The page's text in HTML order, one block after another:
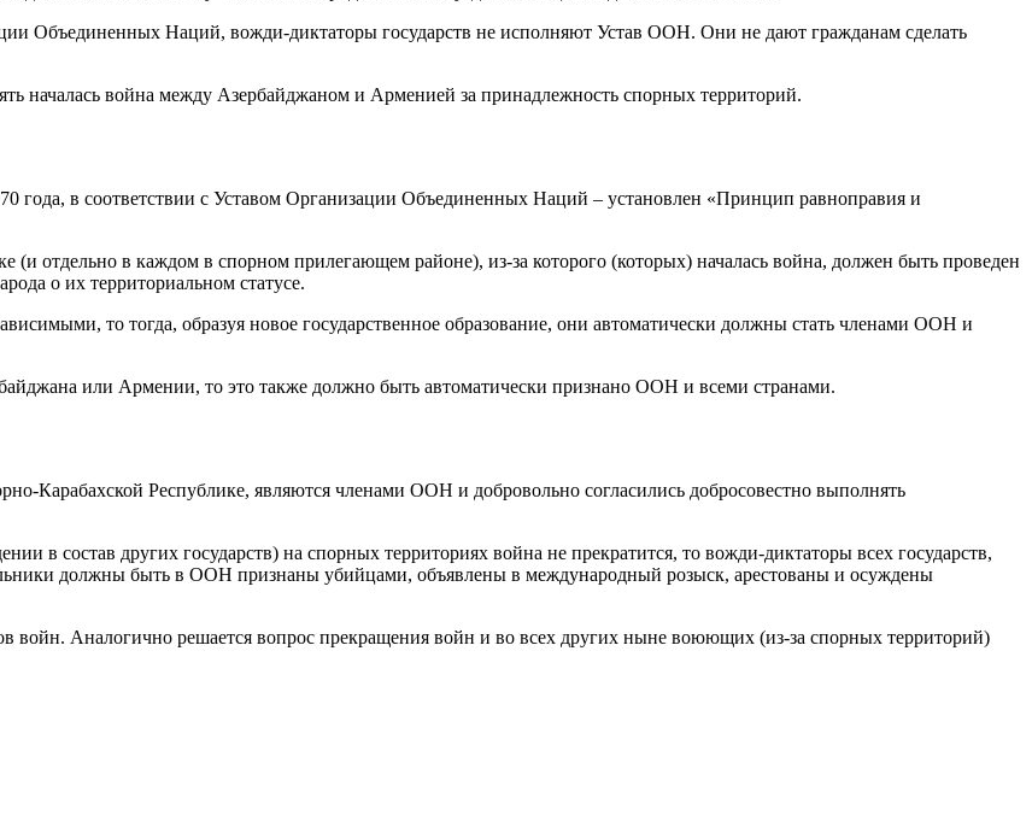
Объединенных Наций, вожди-диктаторы государств не исполняют Устав ООН. Они не дают гражданам сделать
началась война между Азербайджаном и Арменией за принадлежность спорных территорий.
года, в соответствии с Уставом Организации Объединенных Наций – установлен «Принцип равноправия и
отдельно в каждом в спорном прилегающем районе), из-за которого (которых) началась война, должен быть проведен
о их территориальном статусе.
то тогда, образуя новое государственное образование, они автоматически должны стать членами ООН и
или Армении, то это также должно быть автоматически признано ООН и всеми странами.
Карабахской Республике, являются членами ООН и добровольно согласились добросовестно выполнять
в состав других государств) на спорных территориях война не прекратится, то вожди-диктаторы всех государств,
должны быть в ООН признаны убийцами, объявлены в международный розыск, арестованы и осуждены
войн. Аналогично решается вопрос прекращения войн и во всех других ныне воюющих (из-за спорных территорий)